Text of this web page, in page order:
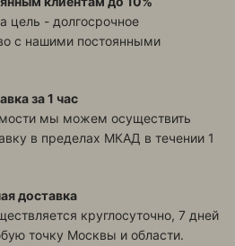
цель - долгосрочное
с нашими постоянными
за 1 час
мы можем осуществить
в пределах МКАД в течении 1
доставка
круглосуточно, 7 дней
точку Москвы и области.